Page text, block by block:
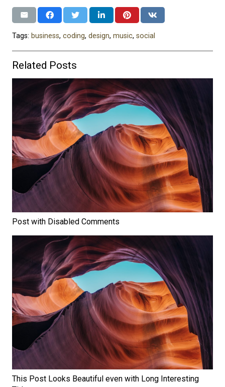
Tags: business, coding, design, music, social
Related Posts
Post with Disabled Comments
This Post Looks Beautiful even with Long Interesting